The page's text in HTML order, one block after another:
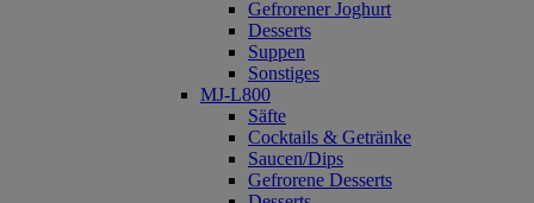
Gefrorener Joghurt
Desserts
Suppen
Sonstiges
MJ-L800
Säfte
Cocktails & Getränke
Saucen/Dips
Gefrorene Desserts